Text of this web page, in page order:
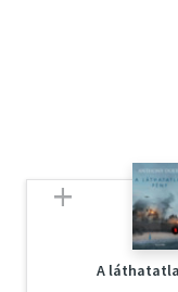
Mindenség Ura,
Figyelemre méltó
hihetetlen
a holokauszt
A